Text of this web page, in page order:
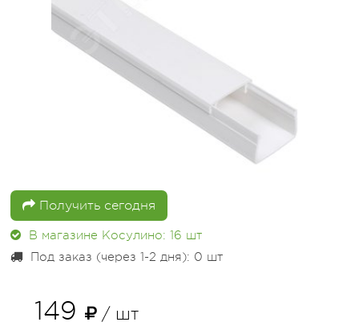
Получить сегодня
В магазине Косулино: 16 шт
Под заказ (через 1-2 дня): 0 шт
149 / шт